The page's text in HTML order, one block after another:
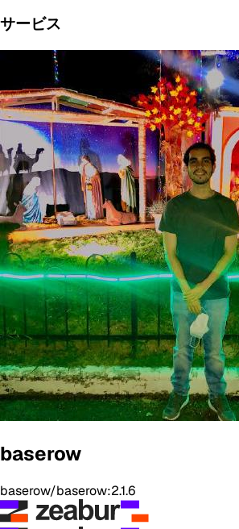
サービス
baserow
baserow/baserow:2.1.6